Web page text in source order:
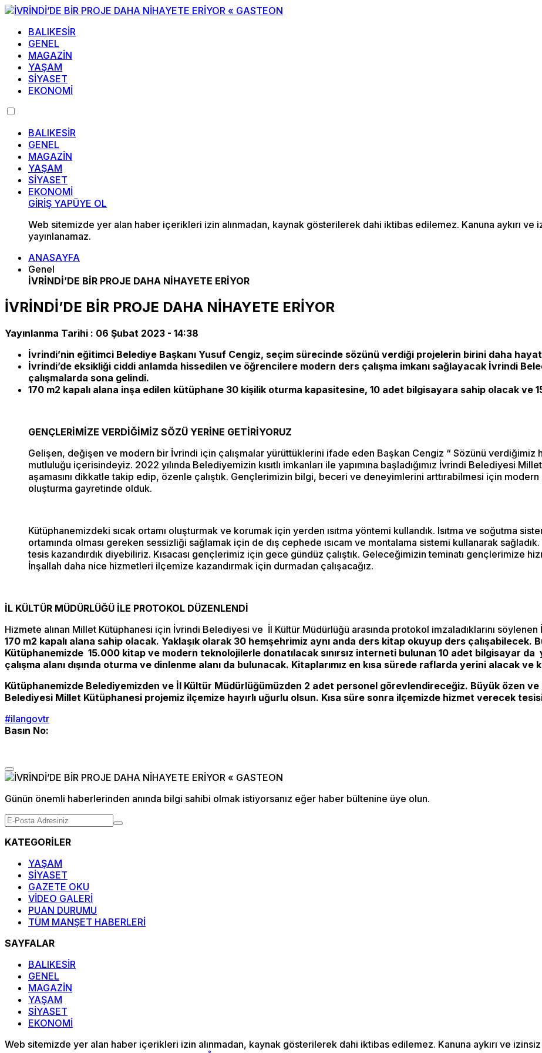
BALIKESİR
GENEL
MAGAZİN
YAŞAM
SİYASET
EKONOMİ
BALIKESİR
GENEL
MAGAZİN
YAŞAM
SİYASET
EKONOMİ
GİRİŞ YAPÜYE OL
Web sitemizde yer alan haber içerikleri izin alınmadan, kaynak gösterilerek dahi iktibas edilemez. Kanuna aykırı
yayınlanamaz.
ANASAYFA
Genel
İVRİNDİ’DE BİR PROJE DAHA NİHAYETE ERİYOR
İVRİNDİ’DE BİR PROJE DAHA NİHAYETE ERİYOR
Yayınlanma Tarihi : 06 Şubat 2023 - 14:38
İvrindi’nin eğitimci Belediye Başkanı Yusuf Cengiz, seçim sürecinde sözünü verdiği projelerin birini daha
İvrindi’de eksikliği ciddi anlamda hissedilen ve öğrencilere modern ders çalışma imkanı sağlayacak İvrindi
çalışmalarda sona gelindi.
170 m2 kapalı alana inşa edilen kütüphane 30 kişilik oturma kapasitesine, 10 adet bilgisayara sahip olacak ve
GENÇLERİMİZE VERDİĞİMİZ SÖZÜ YERİNE GETİRİYORUZ
Gelişen, değişen ve modern bir İvrindi için çalışmalar yürüttüklerini ifade eden Başkan Cengiz “ Sözünü verdiğimiz
mutluluğu içerisindeyiz. 2022 yılında Belediyemizin kısıtlı imkanları ile yapımına başladığımız İvrindi Belediyesi
aşamasını dikkatle takip edip, özenle çalıştık. Gençlerimizin bilgi, beceri ve deneyimlerini arttırabilmesi için
oluşturma gayretinde olduk.
Kütüphanemizdeki sıcak ortamı oluşturmak ve korumak için yerden ısıtma yöntemi kullandık. Isıtma ve soğutma
ortamında olması gereken sessizliği sağlamak için de dış cephede ısıcam ve montalama sistemi kullanarak
tesis kazandırdık diyebiliriz. Kısacası gençlerimiz için gece gündüz çalıştık. Geleceğimizin teminatı gençlerimize
İnşallah daha nice hizmetleri ilçemize kazandırmak için durmadan çalışacağız.
İL KÜLTÜR MÜDÜRLÜĞÜ İLE PROTOKOL DÜZENLENDİ
Hizmete alınan Millet Kütüphanesi için İvrindi Belediyesi ve İl Kültür Müdürlüğü arasında protokol imzaladıklarını
170 m2 kapalı alana sahip olacak. Yaklaşık olarak 30 hemşehrimiz aynı anda ders kitap okuyup ders çalışabilecek.
Kütüphanemizde 15.000 kitap ve modern teknolojilerle donatılacak sınırsız interneti bulunan 10 adet bilgisayar
çalışma alanı dışında oturma ve dinlenme alanı da bulunacak. Kitaplarımız en kısa sürede raflarda yerini alacak ve
Kütüphanemizde Belediyemizden ve İl Kültür Müdürlüğümüzden 2 adet personel görevlendireceğiz. Büyük özen
Belediyesi Millet Kütüphanesi projemiz ilçemize hayırlı uğurlu olsun. Kısa süre sonra ilçemizde hizmet verecek
#ilangovtr
Basın No:
Günün önemli haberlerinden anında bilgi sahibi olmak istiyorsanız eğer haber bültenine üye olun.
KATEGORİLER
YAŞAM
SİYASET
GAZETE OKU
VİDEO GALERİ
PUAN DURUMU
TÜM MANŞET HABERLERİ
SAYFALAR
BALIKESİR
GENEL
MAGAZİN
YAŞAM
SİYASET
EKONOMİ
Web sitemizde yer alan haber içerikleri izin alınmadan, kaynak gösterilerek dahi iktibas edilemez. Kanuna aykırı ve